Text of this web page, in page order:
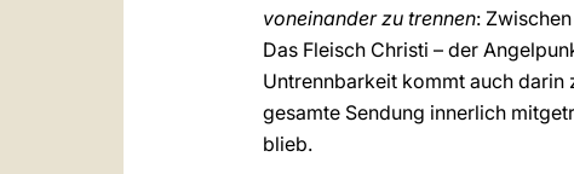
voneinander zu trennen:
Das Fleisch Christi – der
Untrennbarkeit kommt auch darin
gesamte Sendung innerlich
blieb.